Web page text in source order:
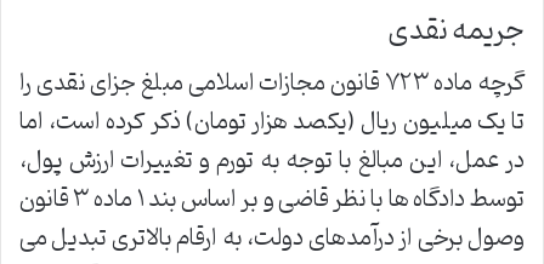
جریمه نقدی
گرچه ماده ۷۲۳ قانون مجازات اسلامی مبلغ جزای نقدی را
تا یک میلیون ریال (یکصد هزار تومان) ذکر کرده است، اما
در عمل، این مبالغ با توجه به تورم و تغییرات ارزش پول،
توسط دادگاه ها با نظر قاضی و بر اساس بند ۱ ماده ۳ قانون
وصول برخی از درآمدهای دولت، به ارقام بالاتری تبدیل می